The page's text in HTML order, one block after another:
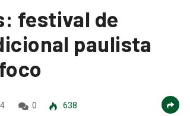
festival de
paulista
0 638